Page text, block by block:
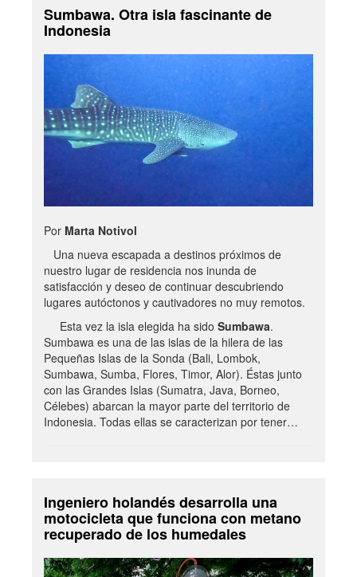
Sumbawa. Otra isla fascinante de
Indonesia
Por Marta Notivol
Una nueva escapada a destinos próximos de
nuestro lugar de residencia nos inunda de
satisfacción y deseo de continuar descubriendo
lugares autóctonos y cautivadores no muy remotos.
Esta vez la isla elegida ha sido Sumbawa.
Sumbawa es una de las islas de la hilera de las
Pequeñas Islas de la Sonda (Bali, Lombok,
Sumbawa, Sumba, Flores, Timor, Alor). Éstas junto
con las Grandes Islas (Sumatra, Java, Borneo,
Célebes) abarcan la mayor parte del territorio de
Indonesia. Todas ellas se caracterizan por tener…
Ingeniero holandés desarrolla una
motocicleta que funciona con metano
recuperado de los humedales